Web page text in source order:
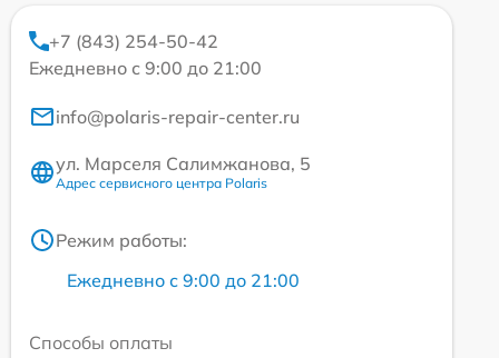
+7 (843) 254-50-42
Ежедневно с 9:00 до 21:00
info@polaris-repair-center.ru
ул. Марселя Салимжанова, 5
Адрес сервисного центра Polaris
Режим работы:
Ежедневно с 9:00 до 21:00
Способы оплаты